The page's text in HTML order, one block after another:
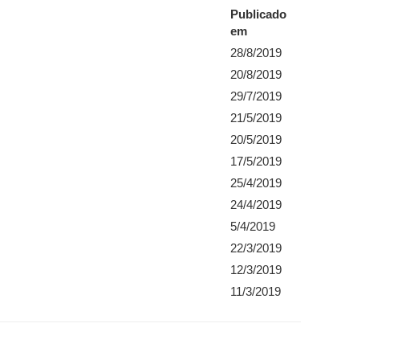
Publicado
em
28/8/2019
20/8/2019
29/7/2019
21/5/2019
20/5/2019
17/5/2019
25/4/2019
24/4/2019
5/4/2019
22/3/2019
12/3/2019
11/3/2019